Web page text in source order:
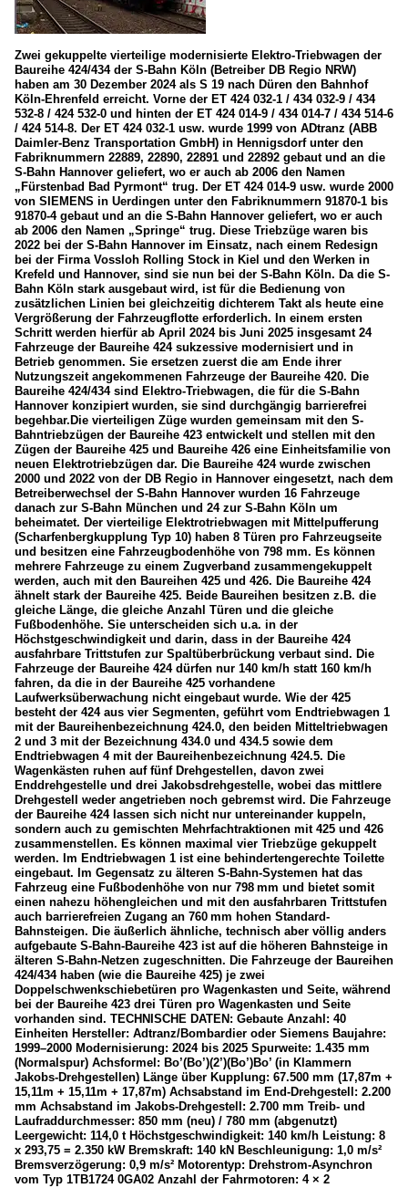
Zwei gekuppelte vierteilige modernisierte Elektro-Triebwagen der
Baureihe 424/434 der S-Bahn Köln (Betreiber DB Regio NRW)
haben am 30 Dezember 2024 als S 19 nach Düren den Bahnhof
Köln-Ehrenfeld erreicht. Vorne der ET 424 032-1 / 434 032-9 / 434
532-8 / 424 532-0 und hinten der ET 424 014-9 / 434 014-7 / 434 514-6
/ 424 514-8. Der ET 424 032-1 usw. wurde 1999 von ADtranz (ABB
Daimler-Benz Transportation GmbH) in Hennigsdorf unter den
Fabriknummern 22889, 22890, 22891 und 22892 gebaut und an die
S-Bahn Hannover geliefert, wo er auch ab 2006 den Namen
„Fürstenbad Bad Pyrmont“ trug. Der ET 424 014-9 usw. wurde 2000
von SIEMENS in Uerdingen unter den Fabriknummern 91870-1 bis
91870-4 gebaut und an die S-Bahn Hannover geliefert, wo er auch
ab 2006 den Namen „Springe“ trug. Diese Triebzüge waren bis
2022 bei der S-Bahn Hannover im Einsatz, nach einem Redesign
bei der Firma Vossloh Rolling Stock in Kiel und den Werken in
Krefeld und Hannover, sind sie nun bei der S-Bahn Köln. Da die S-
Bahn Köln stark ausgebaut wird, ist für die Bedienung von
zusätzlichen Linien bei gleichzeitig dichterem Takt als heute eine
Vergrößerung der Fahrzeugflotte erforderlich. In einem ersten
Schritt werden hierfür ab April 2024 bis Juni 2025 insgesamt 24
Fahrzeuge der Baureihe 424 sukzessive modernisiert und in
Betrieb genommen. Sie ersetzen zuerst die am Ende ihrer
Nutzungszeit angekommenen Fahrzeuge der Baureihe 420. Die
Baureihe 424/434 sind Elektro-Triebwagen, die für die S-Bahn
Hannover konzipiert wurden, sie sind durchgängig barrierefrei
begehbar.Die vierteiligen Züge wurden gemeinsam mit den S-
Bahntriebzügen der Baureihe 423 entwickelt und stellen mit den
Zügen der Baureihe 425 und Baureihe 426 eine Einheitsfamilie von
neuen Elektrotriebzügen dar. Die Baureihe 424 wurde zwischen
2000 und 2022 von der DB Regio in Hannover eingesetzt, nach dem
Betreiberwechsel der S-Bahn Hannover wurden 16 Fahrzeuge
danach zur S-Bahn München und 24 zur S-Bahn Köln um
beheimatet. Der vierteilige Elektrotriebwagen mit Mittelpufferung
(Scharfenbergkupplung Typ 10) haben 8 Türen pro Fahrzeugseite
und besitzen eine Fahrzeugbodenhöhe von 798 mm. Es können
mehrere Fahrzeuge zu einem Zugverband zusammengekuppelt
werden, auch mit den Baureihen 425 und 426. Die Baureihe 424
ähnelt stark der Baureihe 425. Beide Baureihen besitzen z.B. die
gleiche Länge, die gleiche Anzahl Türen und die gleiche
Fußbodenhöhe. Sie unterscheiden sich u.a. in der
Höchstgeschwindigkeit und darin, dass in der Baureihe 424
ausfahrbare Trittstufen zur Spaltüberbrückung verbaut sind. Die
Fahrzeuge der Baureihe 424 dürfen nur 140 km/h statt 160 km/h
fahren, da die in der Baureihe 425 vorhandene
Laufwerksüberwachung nicht eingebaut wurde. Wie der 425
besteht der 424 aus vier Segmenten, geführt vom Endtriebwagen 1
mit der Baureihenbezeichnung 424.0, den beiden Mitteltriebwagen
2 und 3 mit der Bezeichnung 434.0 und 434.5 sowie dem
Endtriebwagen 4 mit der Baureihenbezeichnung 424.5. Die
Wagenkästen ruhen auf fünf Drehgestellen, davon zwei
Enddrehgestelle und drei Jakobsdrehgestelle, wobei das mittlere
Drehgestell weder angetrieben noch gebremst wird. Die Fahrzeuge
der Baureihe 424 lassen sich nicht nur untereinander kuppeln,
sondern auch zu gemischten Mehrfachtraktionen mit 425 und 426
zusammenstellen. Es können maximal vier Triebzüge gekuppelt
werden. Im Endtriebwagen 1 ist eine behindertengerechte Toilette
eingebaut. Im Gegensatz zu älteren S-Bahn-Systemen hat das
Fahrzeug eine Fußbodenhöhe von nur 798 mm und bietet somit
einen nahezu höhengleichen und mit den ausfahrbaren Trittstufen
auch barrierefreien Zugang an 760 mm hohen Standard-
Bahnsteigen. Die äußerlich ähnliche, technisch aber völlig anders
aufgebaute S-Bahn-Baureihe 423 ist auf die höheren Bahnsteige in
älteren S-Bahn-Netzen zugeschnitten. Die Fahrzeuge der Baureihen
424/434 haben (wie die Baureihe 425) je zwei
Doppelschwenkschiebetüren pro Wagenkasten und Seite, während
bei der Baureihe 423 drei Türen pro Wagenkasten und Seite
vorhanden sind. TECHNISCHE DATEN: Gebaute Anzahl: 40
Einheiten Hersteller: Adtranz/Bombardier oder Siemens Baujahre:
1999–2000 Modernisierung: 2024 bis 2025 Spurweite: 1.435 mm
(Normalspur) Achsformel: Bo’(Bo’)(2’)(Bo’)Bo’ (in Klammern
Jakobs-Drehgestellen) Länge über Kupplung: 67.500 mm (17,87m +
15,11m + 15,11m + 17,87m) Achsabstand im End-Drehgestell: 2.200
mm Achsabstand im Jakobs-Drehgestell: 2.700 mm Treib- und
Laufraddurchmesser: 850 mm (neu) / 780 mm (abgenutzt)
Leergewicht: 114,0 t Höchstgeschwindigkeit: 140 km/h Leistung: 8
x 293,75 = 2.350 kW Bremskraft: 140 kN Beschleunigung: 1,0 m/s²
Bremsverzögerung: 0,9 m/s² Motorentyp: Drehstrom-Asynchron
vom Typ 1TB1724 0GA02 Anzahl der Fahrmotoren: 4 × 2